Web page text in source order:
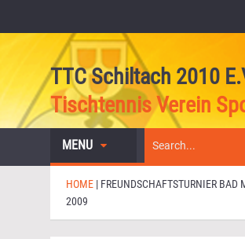
TTC Schiltach 2010
Tischtennis Verein
MENU
HOME | FREUNDSCHAFTSTURNIER BAD
2009